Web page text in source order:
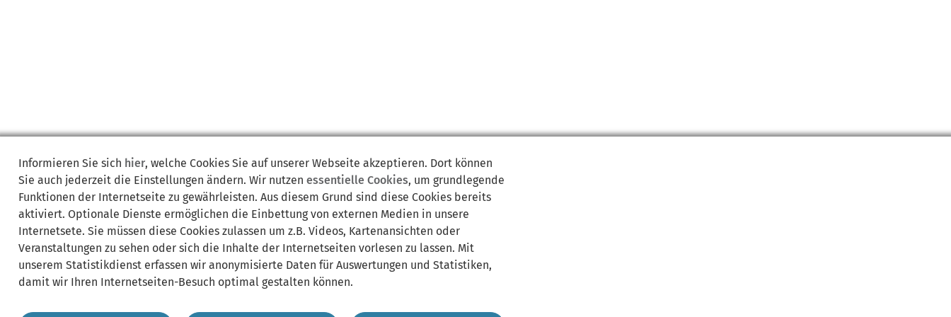
Informieren Sie sich hier, welche Cookies Sie auf unserer Webseite akzeptieren. Dort können
Sie auch jederzeit die Einstellungen ändern. Wir nutzen essentielle Cookies, um grundlegende
Funktionen der Internetseite zu gewährleisten. Aus diesem Grund sind diese Cookies bereits
aktiviert. Optionale Dienste ermöglichen die Einbettung von externen Medien in unsere
Internetsete. Sie müssen diese Cookies zulassen um z.B. Videos, Kartenansichten oder
Veranstaltungen zu sehen oder sich die Inhalte der Internetseiten vorlesen zu lassen. Mit
unserem Statistikdienst erfassen wir anonymisierte Daten für Auswertungen und Statistiken,
damit wir Ihren Internetseiten-Besuch optimal gestalten können.